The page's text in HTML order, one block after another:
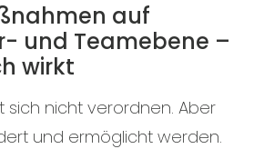
auf
und Teamebene –
wirkt
sich nicht verordnen. Aber
und ermöglicht werden.